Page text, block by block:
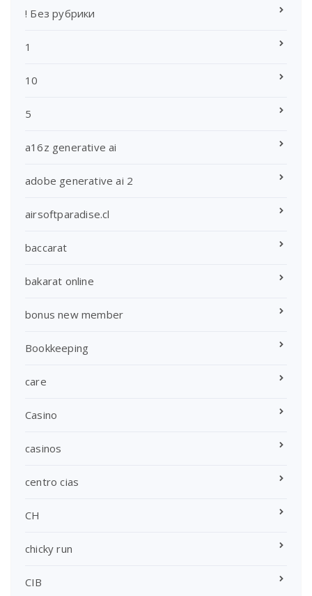
! Без рубрики
1
10
5
a16z generative ai
adobe generative ai 2
airsoftparadise.cl
baccarat
bakarat online
bonus new member
Bookkeeping
care
Casino
casinos
centro cias
CH
chicky run
CIB